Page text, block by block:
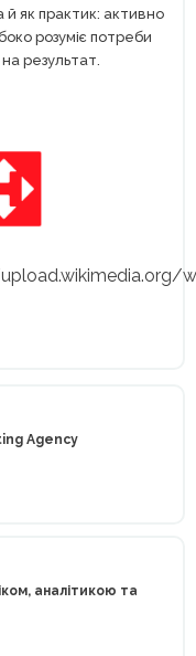
й як практик: активно
розуміє потреби
результат.
Agency
аналітикою та